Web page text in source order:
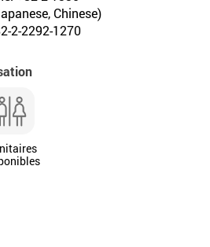
Chinese)
2-2292-1270